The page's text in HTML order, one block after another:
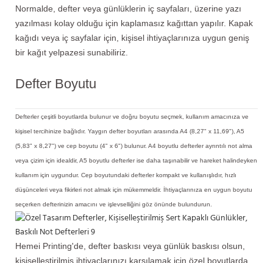
Normalde, defter veya günlüklerin iç sayfaları, üzerine yazı
yazılması kolay olduğu için kaplamasız kağıttan yapılır. Kapak
kağıdı veya iç sayfalar için, kişisel ihtiyaçlarınıza uygun geniş
bir kağıt yelpazesi sunabiliriz.
Defter Boyutu
Defterler çeşitli boyutlarda bulunur ve doğru boyutu seçmek, kullanım amacınıza ve
kişisel tercihinize bağlıdır. Yaygın defter boyutları arasında A4 (8,27" x 11,69"), A5
(5,83" x 8,27") ve cep boyutu (4" x 6") bulunur. A4 boyutlu defterler ayrıntılı not alma
veya çizim için idealdir, A5 boyutlu defterler ise daha taşınabilir ve hareket halindeyken
kullanım için uygundur. Cep boyutundaki defterler kompakt ve kullanışlıdır, hızlı
düşünceleri veya fikirleri not almak için mükemmeldir. İhtiyaçlarınıza en uygun boyutu
seçerken defterinizin amacını ve işlevselliğini göz önünde bulundurun.
Hemei Printing'de, defter baskısı veya günlük baskısı olsun,
kişiselleştirilmiş ihtiyaçlarınızı karşılamak için özel boyutlarda